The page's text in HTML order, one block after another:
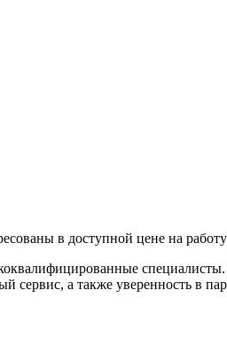
в доступной цене на
а также уверенность в